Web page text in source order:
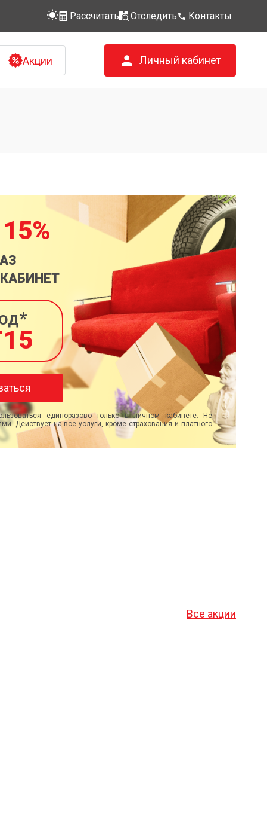
Рассчитать Отследить Контакты
Акции Личный кабинет
единоразово только в личном кабинете. Не
Действует на все услуги, кроме страхования и платного
Все акции